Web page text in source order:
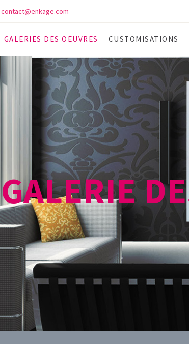
contact@enkage.com
GALERIES DES OEUVRES CUSTOMISATIONS
GALERIE